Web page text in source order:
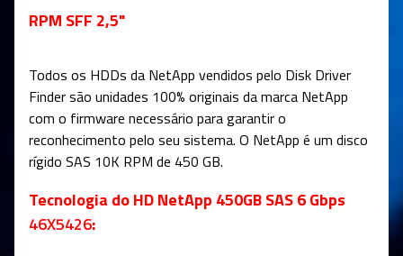
RPM SFF 2,5"
Todos os HDDs da NetApp vendidos pelo Disk Driver
Finder são unidades 100% originais da marca NetApp
com o firmware necessário para garantir o
reconhecimento pelo seu sistema. O NetApp é um disco
rígido SAS 10K RPM de 450 GB.
Tecnologia do HD NetApp 450GB SAS 6 Gbps
46X5426: